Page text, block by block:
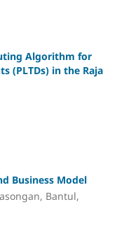
Algorithm for
(PLTDs) in the Raja
Business Model
Bantul,